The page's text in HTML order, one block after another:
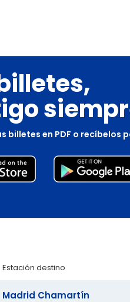
billetes en PDF o recíbelos
Estación destino
Madrid Chamartín